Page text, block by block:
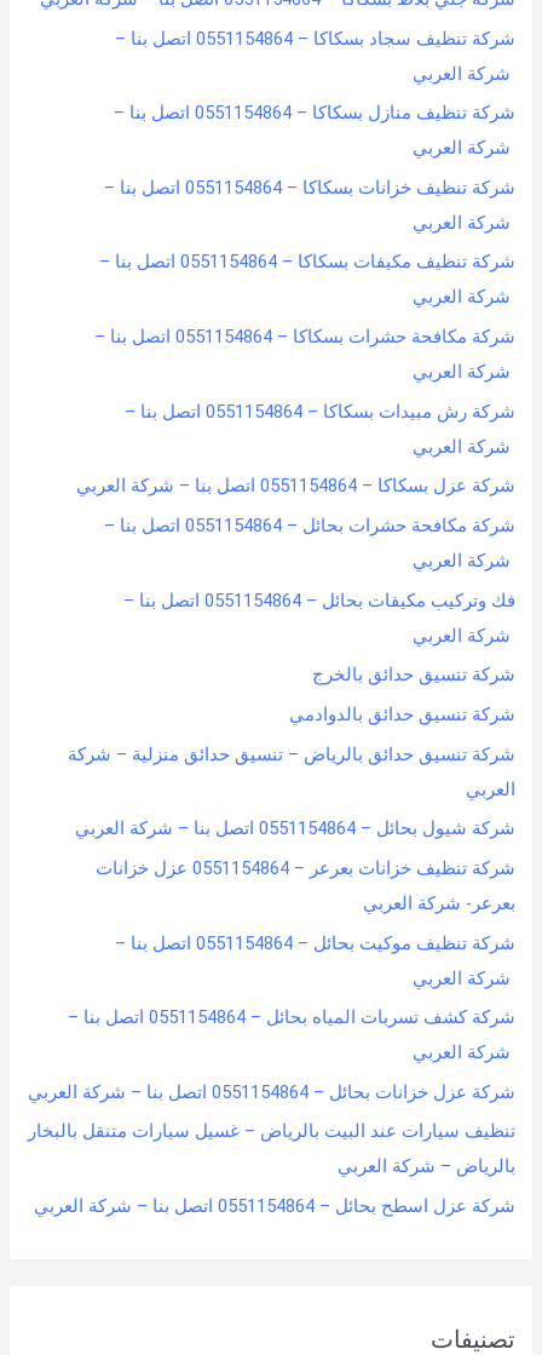
شركة تنظيف سجاد بسكاكا – 0551154864 اتصل بنا –
شركة العربي
شركة تنظيف منازل بسكاكا – 0551154864 اتصل بنا –
شركة العربي
شركة تنظيف خزانات بسكاكا – 0551154864 اتصل بنا –
شركة العربي
شركة تنظيف مكيفات بسكاكا – 0551154864 اتصل بنا –
شركة العربي
شركة مكافحة حشرات بسكاكا – 0551154864 اتصل بنا –
شركة العربي
شركة رش مبيدات بسكاكا – 0551154864 اتصل بنا –
شركة العربي
شركة عزل بسكاكا – 0551154864 اتصل بنا – شركة العربي
شركة مكافحة حشرات بحائل – 0551154864 اتصل بنا –
شركة العربي
فك وتركيب مكيفات بحائل – 0551154864 اتصل بنا –
شركة العربي
شركة تنسيق حدائق بالخرج
شركة تنسيق حدائق بالدوادمي
شركة تنسيق حدائق بالرياض – تنسيق حدائق منزلية – شركة
العربي
شركة شيول بحائل – 0551154864 اتصل بنا – شركة العربي
شركة تنظيف خزانات بعرعر – 0551154864 عزل خزانات
بعرعر- شركة العربي
شركة تنظيف موكيت بحائل – 0551154864 اتصل بنا –
شركة العربي
شركة كشف تسربات المياه بحائل – 0551154864 اتصل بنا –
شركة العربي
شركة عزل خزانات بحائل – 0551154864 اتصل بنا – شركة العربي
تنظيف سيارات عند البيت بالرياض – غسيل سيارات متنقل بالبخار
بالرياض – شركة العربي
شركة عزل اسطح بحائل – 0551154864 اتصل بنا – شركة العربي
تصنيفات